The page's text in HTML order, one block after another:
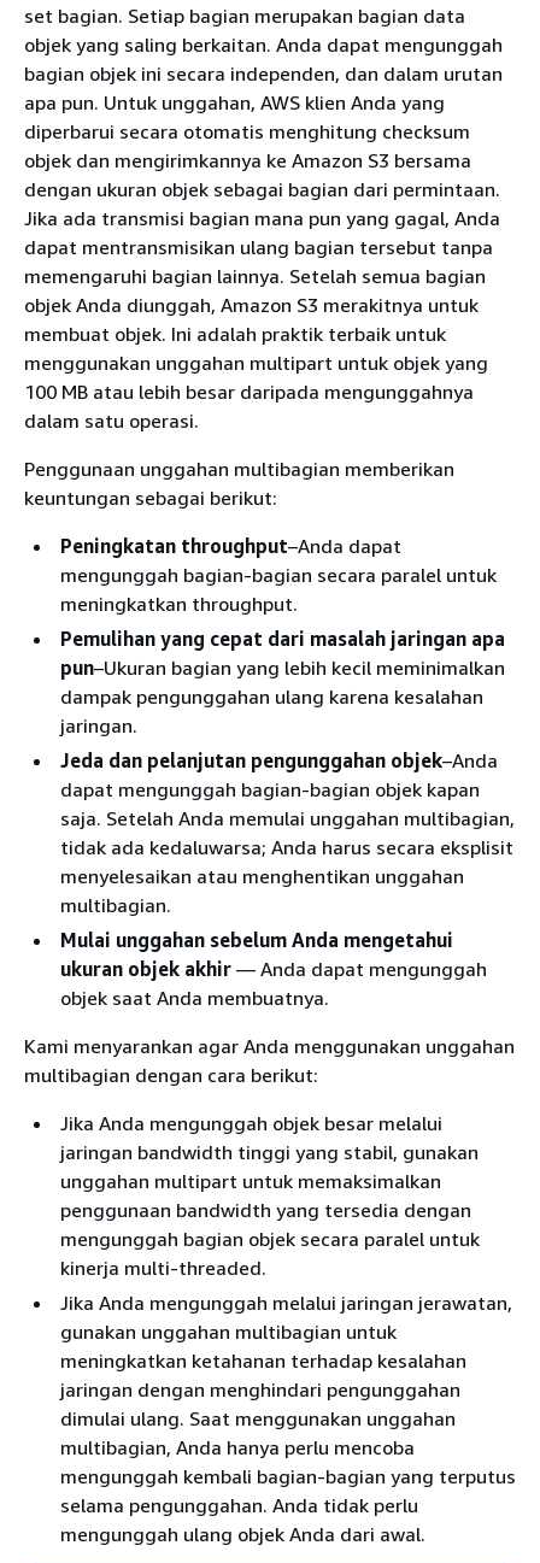
set bagian. Setiap bagian merupakan bagian data
objek yang saling berkaitan. Anda dapat mengunggah
bagian objek ini secara independen, dan dalam urutan
apa pun. Untuk unggahan, AWS klien Anda yang
diperbarui secara otomatis menghitung checksum
objek dan mengirimkannya ke Amazon S3 bersama
dengan ukuran objek sebagai bagian dari permintaan.
Jika ada transmisi bagian mana pun yang gagal, Anda
dapat mentransmisikan ulang bagian tersebut tanpa
memengaruhi bagian lainnya. Setelah semua bagian
objek Anda diunggah, Amazon S3 merakitnya untuk
membuat objek. Ini adalah praktik terbaik untuk
menggunakan unggahan multipart untuk objek yang
100 MB atau lebih besar daripada mengunggahnya
dalam satu operasi.
Penggunaan unggahan multibagian memberikan
keuntungan sebagai berikut:
Peningkatan throughput–Anda dapat
mengunggah bagian-bagian secara paralel untuk
meningkatkan throughput.
Pemulihan yang cepat dari masalah jaringan apa
pun–Ukuran bagian yang lebih kecil meminimalkan
dampak pengunggahan ulang karena kesalahan
jaringan.
Jeda dan pelanjutan pengunggahan objek–Anda
dapat mengunggah bagian-bagian objek kapan
saja. Setelah Anda memulai unggahan multibagian,
tidak ada kedaluwarsa; Anda harus secara eksplisit
menyelesaikan atau menghentikan unggahan
multibagian.
Mulai unggahan sebelum Anda mengetahui
ukuran objek akhir — Anda dapat mengunggah
objek saat Anda membuatnya.
Kami menyarankan agar Anda menggunakan unggahan
multibagian dengan cara berikut:
Jika Anda mengunggah objek besar melalui
jaringan bandwidth tinggi yang stabil, gunakan
unggahan multipart untuk memaksimalkan
penggunaan bandwidth yang tersedia dengan
mengunggah bagian objek secara paralel untuk
kinerja multi-threaded.
Jika Anda mengunggah melalui jaringan jerawatan,
gunakan unggahan multibagian untuk
meningkatkan ketahanan terhadap kesalahan
jaringan dengan menghindari pengunggahan
dimulai ulang. Saat menggunakan unggahan
multibagian, Anda hanya perlu mencoba
mengunggah kembali bagian-bagian yang terputus
selama pengunggahan. Anda tidak perlu
mengunggah ulang objek Anda dari awal.